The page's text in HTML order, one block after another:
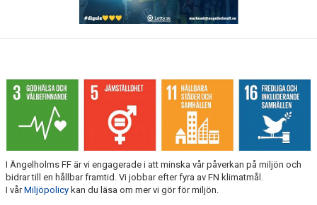
HÅLLBARHETSARBETE
POLICYS
KONTAKT
GDPR
I Ängelholms FF är vi engagerade i att minska vår påverkan på miljön och
bidrar till en hållbar framtid. Vi jobbar efter fyra av FN klimatmål.
I vårMiljöpolicy kan du läsa om mer vi gör för miljön.